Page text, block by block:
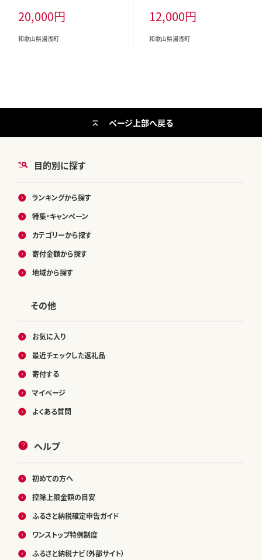
州みかん 有田みかん】_DN6015
20,000円
和歌山県湯浅町
山 贈答 ギフト】_BF6009n
12,000円
和歌山県湯浅町
目的別に探す
ランキングから探す
特集・キャンペーン
カテゴリーから探す
寄付金額から探す
地域から探す
その他
お気に入り
最近チェックした返礼品
寄付する
マイページ
よくある質問
ヘルプ
初めての方へ
控除上限金額の目安
ふるさと納税確定申告ガイド
ワンストップ特例制度
ふるさと納税ナビ（外部サイト）
ページ上部へ戻る